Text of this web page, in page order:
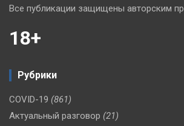
Все публикации защищены авторским
18+
Рубрики
COVID-19 (861)
Актуальный разговор (21)